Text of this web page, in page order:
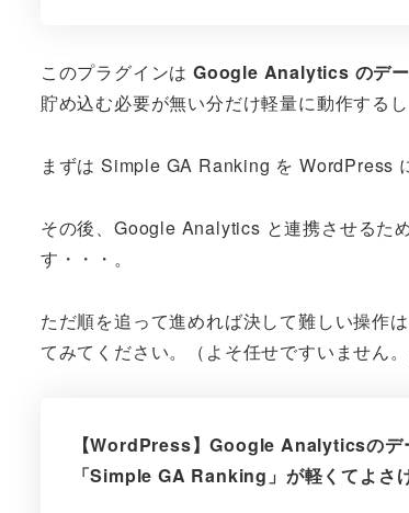
このプラグインは Google Analytics のデ
貯め込む必要が無い分だけ軽量に動作する
まずは Simple GA Ranking を WordPress
その後、Google Analytics と連携させるた
す・・・。
ただ順を追って進めれば決して難しい操作
てみてください。（よそ任せですいません。
【WordPress】Google Analyticsのデ
「Simple GA Ranking」が軽くてよさ